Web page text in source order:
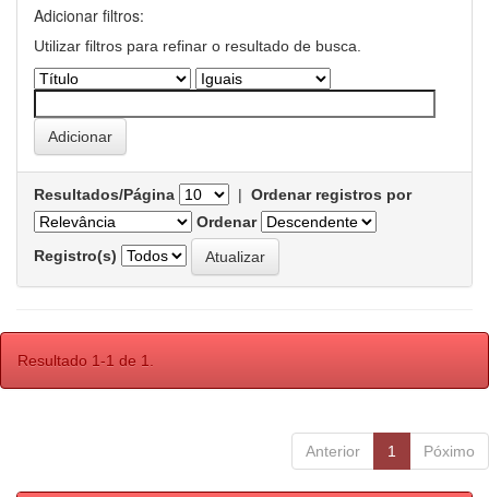
Adicionar filtros:
Utilizar filtros para refinar o resultado de busca.
Resultados/Página | Ordenar registros por
Ordenar
Registro(s)
Resultado 1-1 de 1.
Anterior 1 Póximo